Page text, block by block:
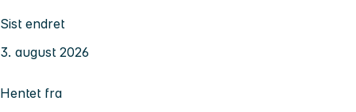
Sist endret
3. august 2026
Hentet fra